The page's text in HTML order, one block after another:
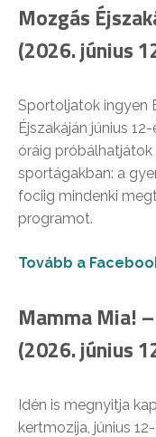
Mozgás
(2026. június
Sportoljatok ingyen
Éjszakáján június
óráig
sportágakban: a
fociig mindenki
programot.
Tovább a
Mamma Mia!
(2026. június
Idén is megnyitja
kertmozija, június